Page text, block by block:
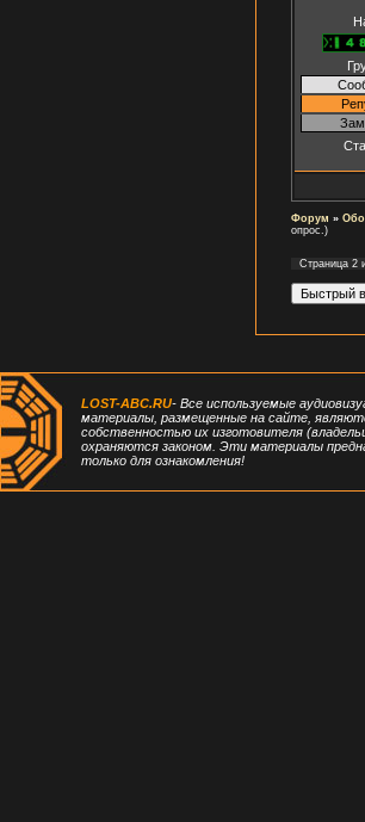
Форум » Обо
опрос.)
Страница 2
LOST-ABC.RU- Все используемые
материалы, размещенные на сайте,
собственностью их изготовителя
охраняются законом. Эти материалы
только для ознакомления!